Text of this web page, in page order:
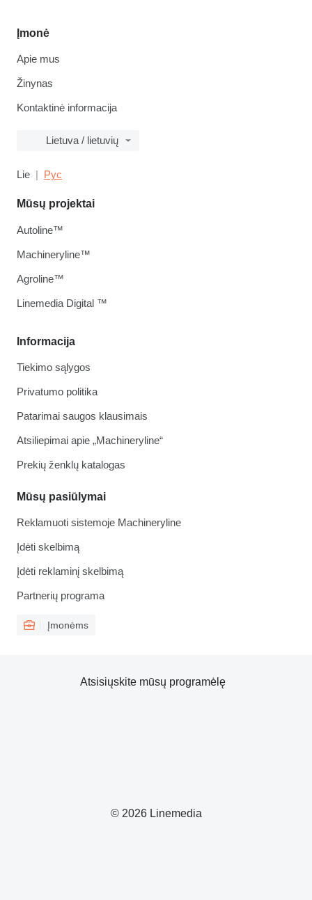
Įmonė
Apie mus
Žinynas
Kontaktinė informacija
Lietuva / lietuvių
Lie Рус
Informacija
Tiekimo sąlygos
Privatumo politika
Patarimai saugos klausimais
Atsiliepimai apie „Machineryline“
Prekių ženklų katalogas
Mūsų pasiūlymai
Reklamuoti sistemoje Machineryline
Įdėti skelbimą
Įdėti reklaminį skelbimą
Partnerių programa
Įmonėms
Mūsų projektai
Autoline™
Machineryline™
Agroline™
Linemedia Digital ™
© 2026 Linemedia
Atsisiųskite mūsų programėlę